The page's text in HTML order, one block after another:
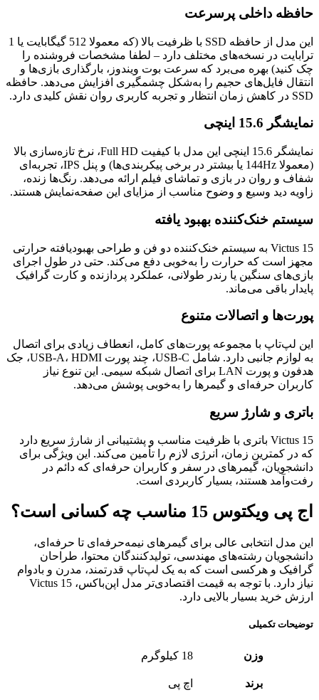
حافظه داخلی پرسرعت
این مدل از حافظه SSD با ظرفیت بالا (که معمولا 512 گیگابایت یا 1
ترابایت در نسخه‌های مختلف دارد – لطفا مشخصات فروشنده را
چک کنید) بهره می‌برد که سرعت بوت ویندوز، بارگذاری بازی‌ها و
انتقال فایل‌های حجیم را به‌شکل چشمگیری افزایش می‌دهد. حافظه
SSD در کاهش زمان انتظار و تجربه کاربری روان نقش کلیدی دارد.
نمایشگر 15.6 اینچی
نمایشگر 15.6 اینچی این مدل با کیفیت Full HD، نرخ تازه‌سازی بالا
(معمولا 144Hz یا بیشتر در برخی پیکربندی‌ها) و پنل IPS، تجربه‌ای
شفاف و روان در بازی و تماشای فیلم ارائه می‌دهد. رنگ‌ها زنده،
زاویه دید وسیع و وضوح مناسب از مزایای این صفحه‌نمایش هستند.
سیستم خنک‌کننده بهبود یافته
Victus 15 به سیستم خنک‌کننده دو فن و طراحی بهبودیافته حرارتی
مجهز است که حرارت را به‌خوبی دفع می‌کند. حتی در طول اجرای
بازی‌های سنگین یا رندر طولانی، عملکرد پردازنده و کارت گرافیک
پایدار باقی می‌ماند.
پورت‌ها و اتصالات متنوع
این لپ‌تاپ با مجموعه پورت‌های کامل، انعطاف زیادی برای اتصال
به لوازم جانبی دارد. شامل USB-C، چند پورت USB-A، HDMI، جک
هدفون و پورت LAN برای اتصال شبکه سیمی. این تنوع نیاز
کاربران حرفه‌ای و گیمرها را به‌خوبی پوشش می‌دهد.
باتری و شارژ سریع
Victus 15 باتری با ظرفیت مناسب و پشتیبانی از شارژ سریع دارد
که در کمترین زمان، انرژی لازم را تأمین می‌کند. این ویژگی برای
دانشجویان، گیمرهای در سفر و کاربران حرفه‌ای که دائم در
رفت‌وآمد هستند، بسیار کاربردی است.
اج پی ویکتوس 15 مناسب چه کسانی است؟
این مدل انتخابی عالی برای گیمرهای نیمه‌حرفه‌ای تا حرفه‌ای،
دانشجویان رشته‌های مهندسی، تولیدکنندگان محتوا، طراحان
گرافیک و هرکسی است که به یک لپ‌تاپ قدرتمند، مدرن و بادوام
نیاز دارد. با توجه به قیمت اقتصادی‌تر مدل اپن‌باکس، Victus 15
ارزش خرید بسیار بالایی دارد.
توضیحات تکمیلی
وزن 18 کیلوگرم
برند اچ پی